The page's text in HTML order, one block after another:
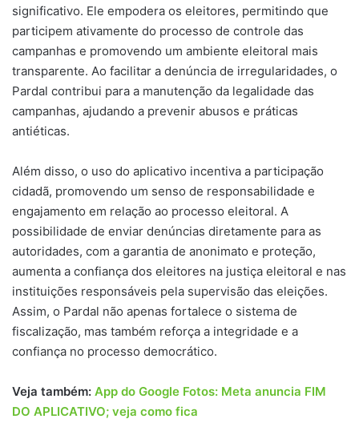
significativo. Ele empodera os eleitores, permitindo que
participem ativamente do processo de controle das
campanhas e promovendo um ambiente eleitoral mais
transparente. Ao facilitar a denúncia de irregularidades, o
Pardal contribui para a manutenção da legalidade das
campanhas, ajudando a prevenir abusos e práticas
antiéticas.
Além disso, o uso do aplicativo incentiva a participação
cidadã, promovendo um senso de responsabilidade e
engajamento em relação ao processo eleitoral. A
possibilidade de enviar denúncias diretamente para as
autoridades, com a garantia de anonimato e proteção,
aumenta a confiança dos eleitores na justiça eleitoral e nas
instituições responsáveis pela supervisão das eleições.
Assim, o Pardal não apenas fortalece o sistema de
fiscalização, mas também reforça a integridade e a
confiança no processo democrático.
Veja também: App do Google Fotos: Meta anuncia FIM
DO APLICATIVO; veja como fica